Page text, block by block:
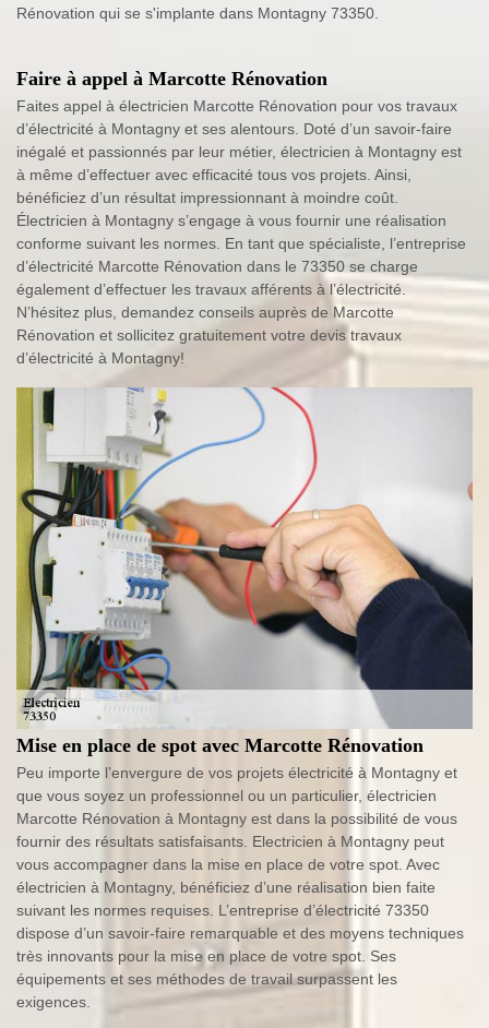
Rénovation qui se s'implante dans Montagny 73350.
Faire à appel à Marcotte Rénovation
Faites appel à électricien Marcotte Rénovation pour vos travaux
d’électricité à Montagny et ses alentours. Doté d’un savoir-faire
inégalé et passionnés par leur métier, électricien à Montagny est
à même d’effectuer avec efficacité tous vos projets. Ainsi,
bénéficiez d’un résultat impressionnant à moindre coût.
Électricien à Montagny s’engage à vous fournir une réalisation
conforme suivant les normes. En tant que spécialiste, l’entreprise
d’électricité Marcotte Rénovation dans le 73350 se charge
également d’effectuer les travaux afférents à l’électricité.
N’hésitez plus, demandez conseils auprès de Marcotte
Rénovation et sollicitez gratuitement votre devis travaux
d’électricité à Montagny!
Mise en place de spot avec Marcotte Rénovation
Peu importe l’envergure de vos projets électricité à Montagny et
que vous soyez un professionnel ou un particulier, électricien
Marcotte Rénovation à Montagny est dans la possibilité de vous
fournir des résultats satisfaisants. Electricien à Montagny peut
vous accompagner dans la mise en place de votre spot. Avec
électricien à Montagny, bénéficiez d’une réalisation bien faite
suivant les normes requises. L’entreprise d’électricité 73350
dispose d’un savoir-faire remarquable et des moyens techniques
très innovants pour la mise en place de votre spot. Ses
équipements et ses méthodes de travail surpassent les
exigences.